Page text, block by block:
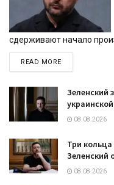
сдерживают начало
READ MOREDETAILS
Зеленский
08.08.2026
Три
Зеленский
08.08.2026